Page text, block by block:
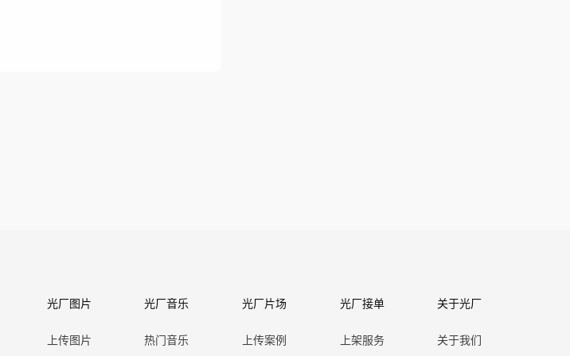
光厂图片
上传图片
光厂音乐
热门音乐
光厂片场
上传案例
光厂接单
上架服务
关于光厂
关于我们